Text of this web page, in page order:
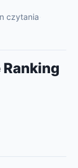
czytania